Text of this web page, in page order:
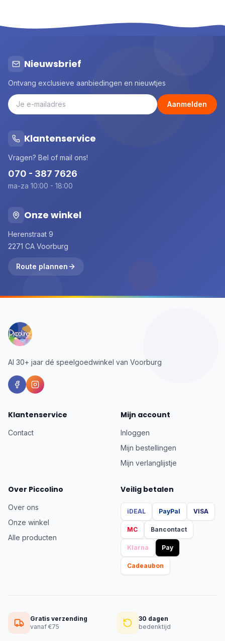
Nieuwsbrief
Ontvang exclusieve aanbiedingen en nieuwtjes
Aanmelden
Klantenservice
Vragen? Bel of mail ons!
070 - 387 7626
ma-za 10:00 - 18:00
Onze winkel
Herenstraat 9
2271 CA Voorburg
Route plannen
Al 30+ jaar dé speelgoedwinkel van Voorburg
Klantenservice
Contact
Mijn account
Inloggen
Mijn bestellingen
Mijn verlanglijstje
Over Piccolino
Over ons
Onze winkel
Alle producten
Veilig betalen
iDEAL PayPal VISA
MC Bancontact
Klarna Pay
Cadeaubon
Gratis verzending
vanaf €75
30 dagen
bedenktijd